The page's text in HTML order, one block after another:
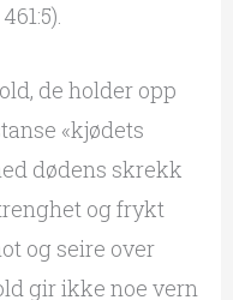
de holder opp
«kjødets
dødens skrekk
og frykt
og seire over
gir ikke noe vern